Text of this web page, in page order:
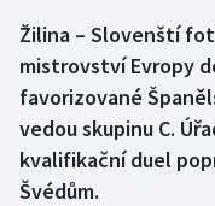
Boby a skeleton
Box
Curling
AZ kvíz
Žilina – Slovenští
mistrovství Evropy
favorizované
vedou skupinu C.
kvalifikační duel
Švédům.